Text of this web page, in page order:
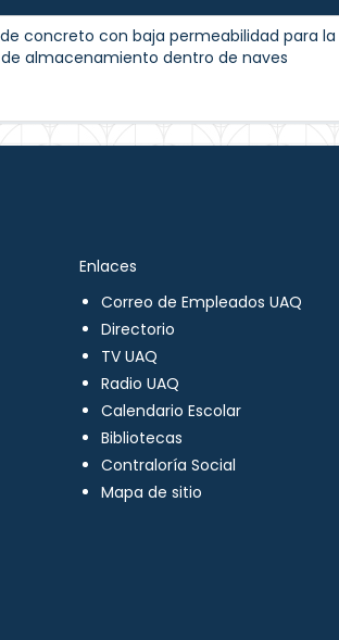
concreto con baja permeabilidad para la
almacenamiento dentro de naves
Enlaces
Correo de Empleados UAQ
Directorio
TV UAQ
Radio UAQ
Calendario Escolar
Bibliotecas
Contraloría Social
Mapa de sitio